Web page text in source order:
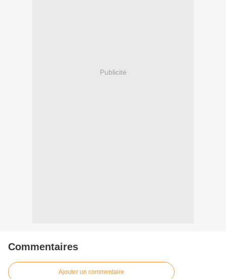
Publicité
Commentaires
Ajouter un commentaire